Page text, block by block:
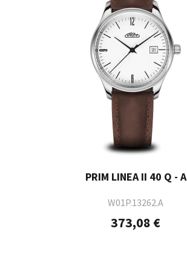
PRIM LINEA II 40 Q - A
W01P.13262.A
373,08 €